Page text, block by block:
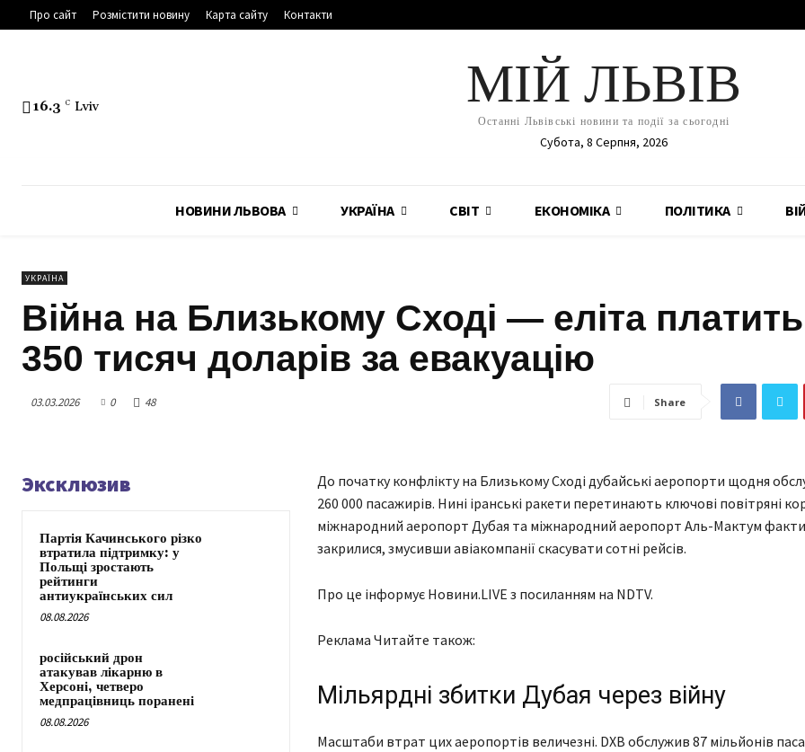
Про сайт Розмістити новину Карта сайту Контакти
16.3 C Lviv МІЙ ЛЬВІВ
Останні Львівські новини та події за сьогодні
Субота, 8 Серпня, 2026
НОВИНИ ЛЬВОВА УКРАЇНА СВІТ ЕКОНОМІКА ПОЛІТИКА
УКРАЇНА
Війна на Близькому Сході — еліта
350 тисяч доларів за евакуацію
03.03.2026 0 48 Share
Эксклюзив
Партія Качинського різко
втратила підтримку: у
Польщі зростають
рейтинги
антиукраїнських сил
08.08.2026
російський дрон
атакував лікарню в
Херсоні, четверо
медпрацівниць поранені
08.08.2026
До початку конфлікту на Близькому Сході дубайські аеропорти щодня
260 000 пасажирів. Нині іранські ракети перетинають ключові повітряні
міжнародний аеропорт Дубая та міжнародний аеропорт Аль-Мактум
закрилися, змусивши авіакомпанії скасувати сотні рейсів.
Про це інформує Новини.LIVE з посиланням на NDTV.
Реклама Читайте також:
Мільярдні збитки Дубая через війну
Масштаби втрат цих аеропортів величезні. DXB обслужив 87 мільйонів